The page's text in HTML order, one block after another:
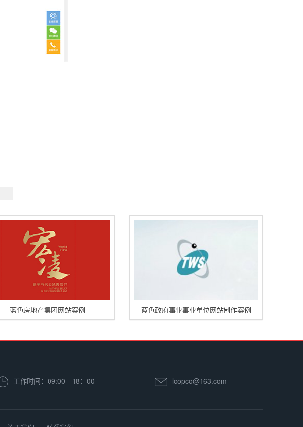
蓝色房地产集团网站案例 蓝色政府事业事业单位网站制作案例
工作时间：09:00—18：00 loopco@163.com